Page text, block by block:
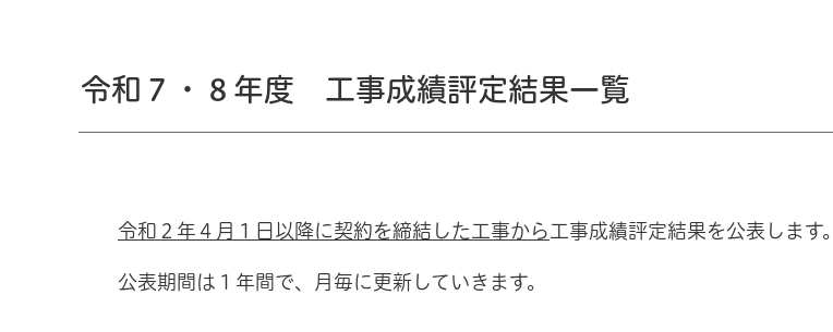
令和７・８年度 工事成績評定結果一覧
令和２年４月１日以降に契約を締結した工事から 工事成績評定結果を公表します。
公表期間は１年間で、月毎に更新していきます。